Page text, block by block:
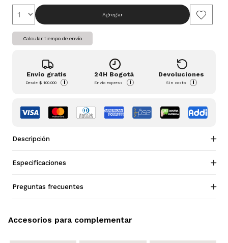
Agregar
Calcular tiempo de envío
Envío gratis
Desde$ 100.000 i
24H Bogotá
Envío express i
Devoluciones
Sin costo i
Descripción
Especificaciones
Preguntas frecuentes
Accesorios para complementar